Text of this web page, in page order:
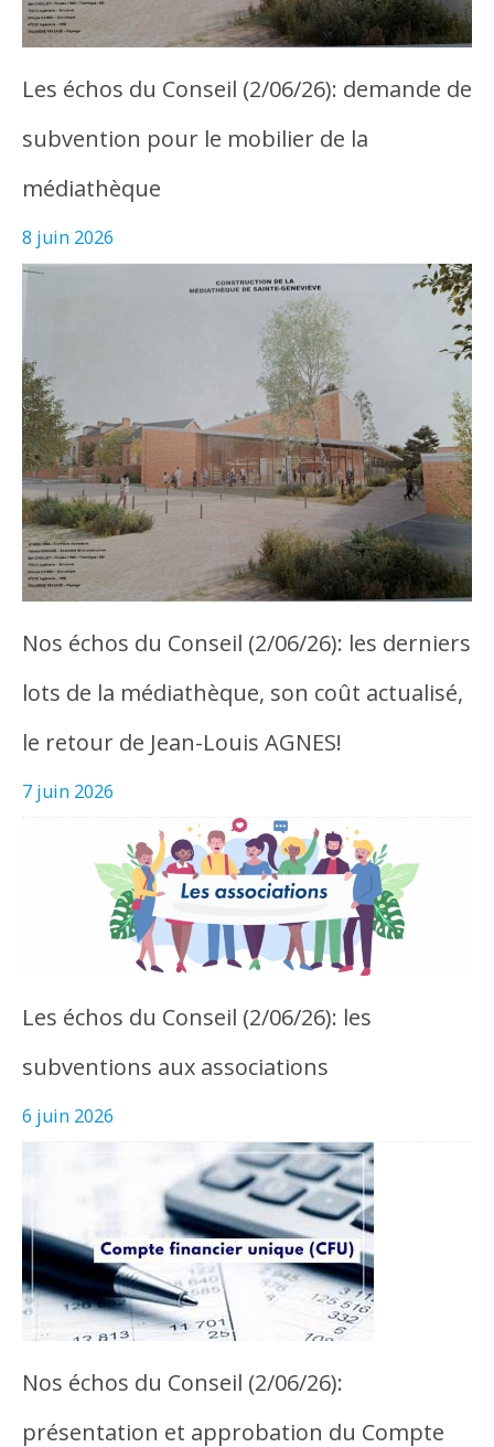
Les échos du Conseil (2/06/26): demande de
subvention pour le mobilier de la
médiathèque
8 juin 2026
Nos échos du Conseil (2/06/26): les derniers
lots de la médiathèque, son coût actualisé,
le retour de Jean-Louis AGNES!
7 juin 2026
Les échos du Conseil (2/06/26): les
subventions aux associations
6 juin 2026
Nos échos du Conseil (2/06/26):
présentation et approbation du Compte